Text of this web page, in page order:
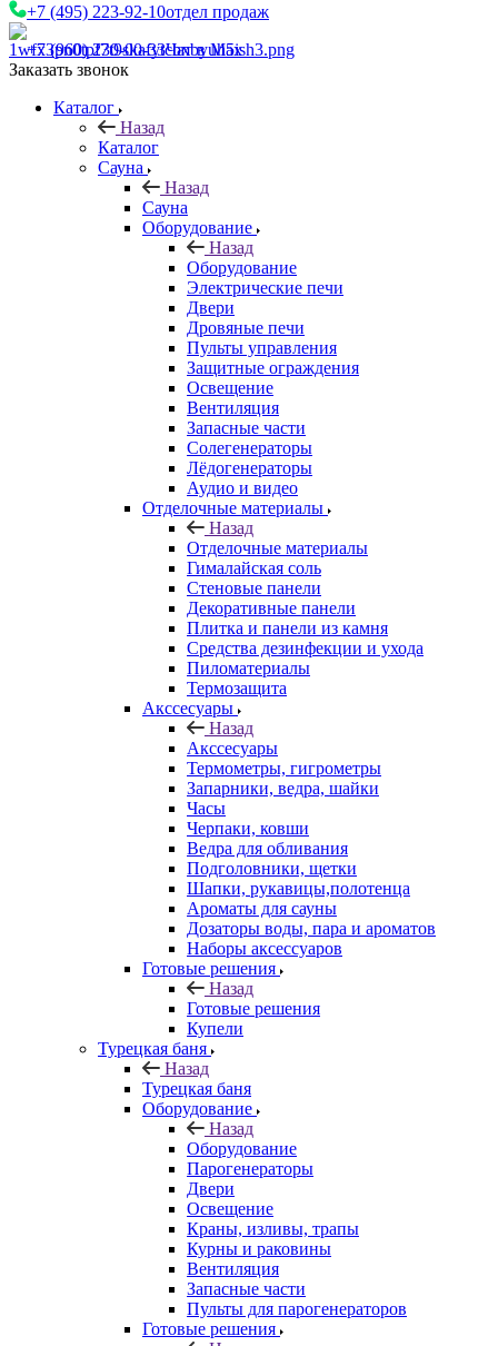
+7 (495) 223-92-10отдел продаж
+7 (960) 230-00-33Чат в Max
Заказать звонок
Каталог
Назад
Каталог
Сауна
Назад
Сауна
Оборудование
Назад
Оборудование
Электрические печи
Двери
Дровяные печи
Пульты управления
Защитные ограждения
Освещение
Вентиляция
Запасные части
Солегенераторы
Лёдогенераторы
Аудио и видео
Отделочные материалы
Назад
Отделочные материалы
Гималайская соль
Стеновые панели
Декоративные панели
Плитка и панели из камня
Средства дезинфекции и ухода
Пиломатериалы
Термозащита
Аксcесуары
Назад
Аксcесуары
Термометры, гигрометры
Запарники, ведра, шайки
Часы
Черпаки, ковши
Ведра для обливания
Подголовники, щетки
Шапки, рукавицы,полотенца
Ароматы для сауны
Дозаторы воды, пара и ароматов
Наборы аксессуаров
Готовые решения
Назад
Готовые решения
Купели
Турецкая баня
Назад
Турецкая баня
Оборудование
Назад
Оборудование
Парогенераторы
Двери
Освещение
Краны, изливы, трапы
Курны и раковины
Вентиляция
Запасные части
Пульты для парогенераторов
Готовые решения